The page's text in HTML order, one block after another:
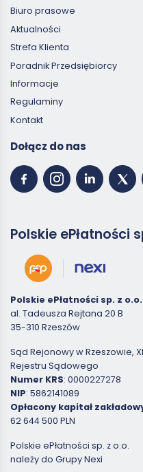
Biuro prasowe
Aktualności
Strefa Klienta
Poradnik Przedsiębiorcy
Informacje
Regulaminy
Kontakt
Dołącz do nas
Polskie ePłatności
Polskie ePłatności sp. z o.o.
al. Tadeusza Rejtana 20 B
35-310 Rzeszów
Sąd Rejonowy w Rzeszowie,
Rejestru Sądowego
Numer KRS: 0000227278
NIP: 5862141089
Opłacony kapitał
62 644 500 PLN
Polskie ePłatności sp. z o.o.
należy do Grupy Nexi